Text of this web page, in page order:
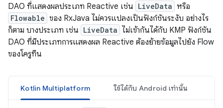
DAO ที่แสดงผลประเภท Reactive เช่น LiveData หรือ
Flowable ของ RxJava ไม่ควรแปลงเป็นฟังก์ชันระงับ อย่างไร
ก็ตาม บางประเภท เช่น LiveData ไม่เข้ากันได้กับ KMP ฟังก์ชัน
DAO ที่มีประเภทการแสดงผล Reactive ต้องย้ายข้อมูลไปยัง Flow
ของโครูทีน
Kotlin Multiplatform ใช้ได้กับ Android เท่านั้น